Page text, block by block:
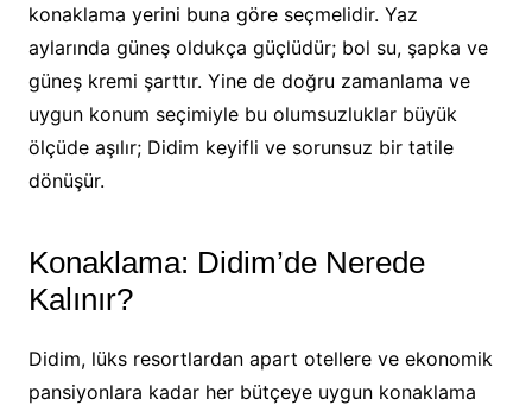
konaklama yerini buna göre seçmelidir. Yaz
aylarında güneş oldukça güçlüdür; bol su, şapka ve
güneş kremi şarttır. Yine de doğru zamanlama ve
uygun konum seçimiyle bu olumsuzluklar büyük
ölçüde aşılır; Didim keyifli ve sorunsuz bir tatile
dönüşür.
Konaklama: Didim’de Nerede
Kalınır?
Didim, lüks resortlardan apart otellere ve ekonomik
pansiyonlara kadar her bütçeye uygun konaklama